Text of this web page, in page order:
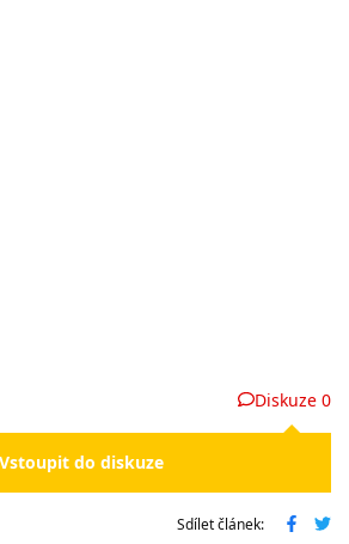
Diskuze 0
Vstoupit do diskuze
Sdílet článek: